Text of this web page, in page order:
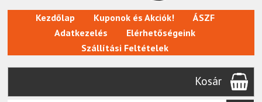
Kezdőlap Kuponok és Akciók!
ÁSZF
Adatkezelés
Elérhetőségeink
Szállítási Feltételek
Kosár